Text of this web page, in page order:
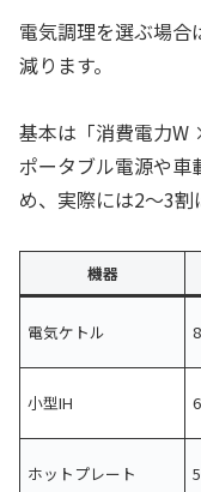
電気調理を選ぶ場合
減ります。
基本は「消費電力W
ポータブル電源や車
め、実際には2〜3割
機器
電気ケトル
小型IH
ホットプレート